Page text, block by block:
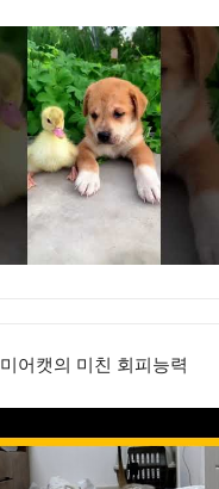
미어캣의 미친 회피능력